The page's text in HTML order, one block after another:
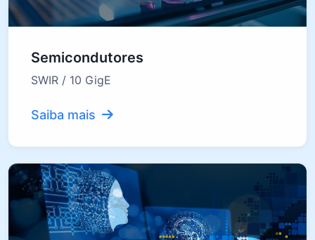
Semicondutores
SWIR / 10 GigE
Saiba mais